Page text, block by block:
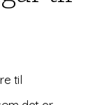
til